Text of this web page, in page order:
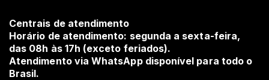
Centrais de atendimento
Horário de atendimento: segunda a sexta-feira,
das 08h às 17h (exceto feriados).
Atendimento via WhatsApp disponível para todo o
Brasil.